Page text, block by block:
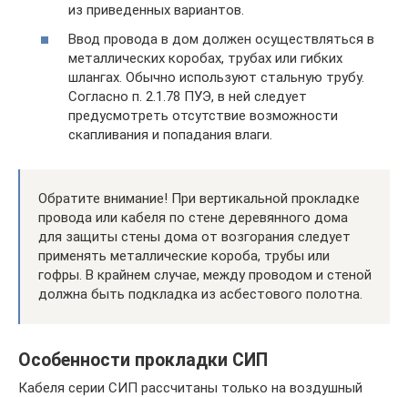
из приведенных вариантов.
Ввод провода в дом должен осуществляться в
металлических коробах, трубах или гибких
шлангах. Обычно используют стальную трубу.
Согласно п. 2.1.78 ПУЭ, в ней следует
предусмотреть отсутствие возможности
скапливания и попадания влаги.
Обратите внимание! При вертикальной прокладке
провода или кабеля по стене деревянного дома
для защиты стены дома от возгорания следует
применять металлические короба, трубы или
гофры. В крайнем случае, между проводом и стеной
должна быть подкладка из асбестового полотна.
Особенности прокладки СИП
Кабеля серии СИП рассчитаны только на воздушный